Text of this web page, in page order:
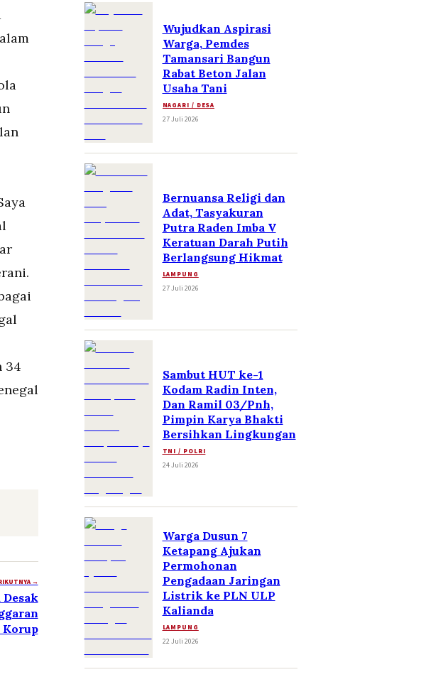
34
→
Wujudkan Aspirasi
Warga, Pemdes
Tamansari Bangun
Rabat Beton Jalan
Usaha Tani
NAGARI / DESA
27 Juli 2026
Bernuansa Religi dan
Adat, Tasyakuran
Putra Raden Imba V
Keratuan Darah Putih
Berlangsung Hikmat
LAMPUNG
27 Juli 2026
Sambut HUT ke-1
Kodam Radin Inten,
Dan Ramil 03/Pnh,
Pimpin Karya Bhakti
Bersihkan Lingkungan
TNI / POLRI
24 Juli 2026
Warga Dusun 7
Ketapang Ajukan
Permohonan
Pengadaan Jaringan
Listrik ke PLN ULP
Kalianda
LAMPUNG
22 Juli 2026